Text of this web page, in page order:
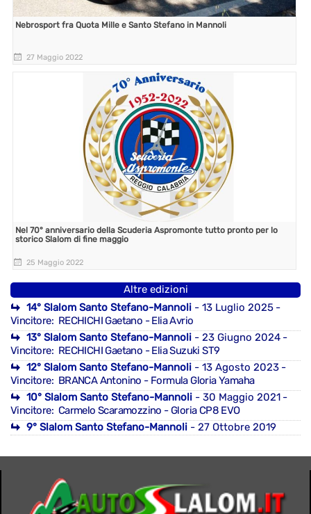
Nebrosport fra Quota Mille e Santo Stefano in Mannoli
27 Maggio 2022
Nel 70° anniversario della Scuderia Aspromonte tutto pronto per lo
storico Slalom di fine maggio
25 Maggio 2022
Altre edizioni
14° Slalom Santo Stefano-Mannoli - 13 Luglio 2025 -
Vincitore: RECHICHI Gaetano - Elia Avrio
13° Slalom Santo Stefano-Mannoli - 23 Giugno 2024 -
Vincitore: RECHICHI Gaetano - Elia Suzuki ST9
12° Slalom Santo Stefano-Mannoli - 13 Agosto 2023 -
Vincitore: BRANCA Antonino - Formula Gloria Yamaha
10° Slalom Santo Stefano-Mannoli - 30 Maggio 2021 -
Vincitore: Carmelo Scaramozzino - Gloria CP8 EVO
9° Slalom Santo Stefano-Mannoli - 27 Ottobre 2019